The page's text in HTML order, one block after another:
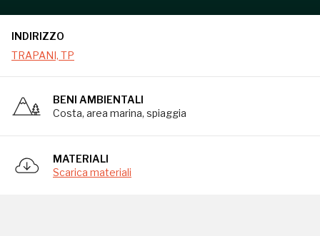
INDIRIZZO
TRAPANI, TP
BENI AMBIENTALI
Costa, area marina, spiaggia
MATERIALI
Scarica materiali
Campagne in corso in questo